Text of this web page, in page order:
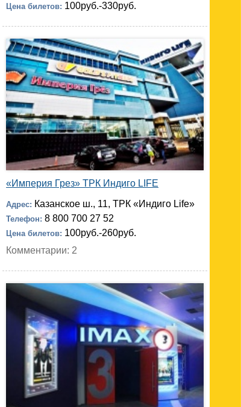
Цена билетов: 100руб.-330руб.
«Империя Грез» ТРК Индиго LIFE
Адрес: Казанское ш., 11, ТРК «Индиго Life»
Телефон: 8 800 700 27 52
Цена билетов: 100руб.-260руб.
Комментарии: 2